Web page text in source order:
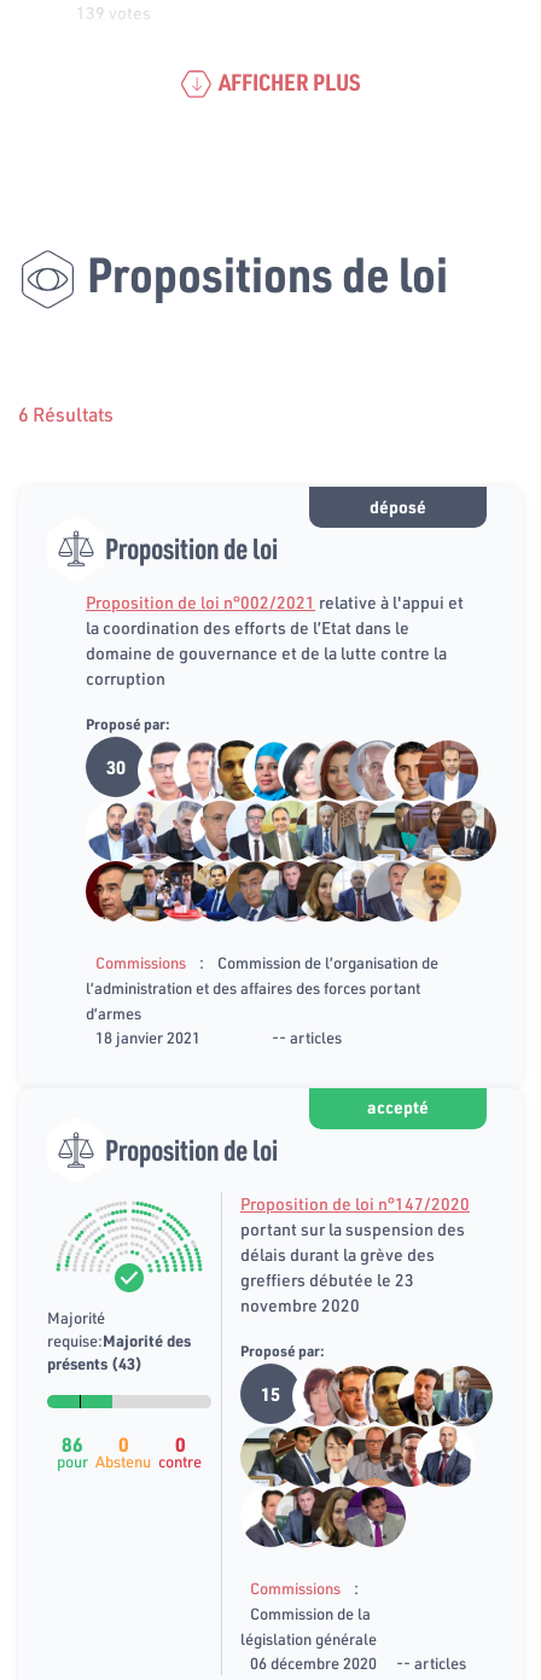
139 votes
AFFICHER PLUS
Propositions de loi
6 Résultats
déposé
Proposition de loi
Proposition de loi n°002/2021 relative à l'appui et
la coordination des efforts de l’Etat dans le
domaine de gouvernance et de la lutte contre la
corruption
Proposé par:
30
Commissions :
Commission de l’organisation de
l’administration et des affaires des forces portant
d’armes
18 janvier 2021
-- articles
accepté
Proposition de loi
Majorité
requise:Majorité des
présents (43)
86
pour
0
Abstenu
0
contre
Proposition de loi n°147/2020
portant sur la suspension des
délais durant la grève des
greffiers débutée le 23
novembre 2020
Proposé par:
15
Commissions :
Commission de la
législation générale
06 décembre 2020
-- articles